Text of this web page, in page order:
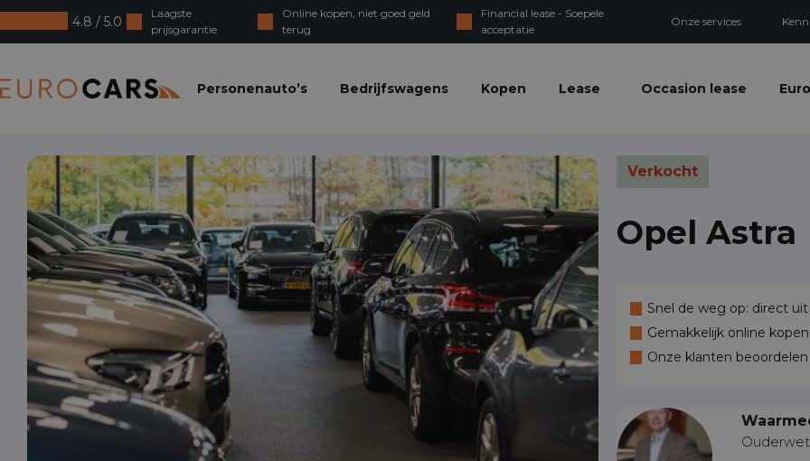
4.8 / 5.0
Laagste
prijsgarantie
Online kopen, niet goed geld
terug
Financial lease - Soepele
acceptatie
Onze services
Personenauto’s
Bedrijfswagens Kopen Lease Occasion lease
Verkocht
Opel Astra
Snel de weg op: direct
Gemakkelijk online
Onze klanten